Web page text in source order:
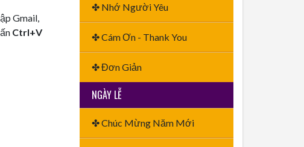
Gmail,
Ctrl+V
✤ Nhớ Người Yêu
✤ Cám Ơn - Thank You
✤ Đơn Giản
NGÀY LỄ
✤ Chúc Mừng Năm Mới